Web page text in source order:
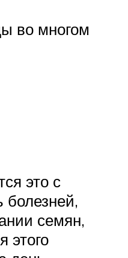
во многом
это с
болезней,
семян,
этого